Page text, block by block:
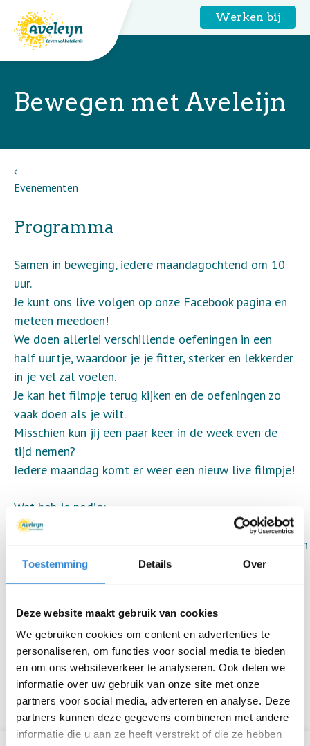
Toestemming Details Over
Deze website maakt gebruik van cookies
We gebruiken cookies om content en advertenties te
personaliseren, om functies voor social media te bieden
en om ons websiteverkeer te analyseren. Ook delen we
informatie over uw gebruik van onze site met onze
partners voor social media, adverteren en analyse. Deze
partners kunnen deze gegevens combineren met andere
informatie die u aan ze heeft verstrekt of die ze hebben
Werken bij
Bewegen met Aveleijn
Evenementen
Programma
Samen in beweging, iedere maandagochtend om 10
uur.
Je kunt ons live volgen op onze Facebook pagina en
meteen meedoen!
We doen allerlei verschillende oefeningen in een
half uurtje, waardoor je je fitter, sterker en lekkerder
in je vel zal voelen.
Je kan het filmpje terug kijken en de oefeningen zo
vaak doen als je wilt.
Misschien kun jij een paar keer in de week even de
tijd nemen?
Iedere maandag komt er weer een nieuw live filmpje!
Wat heb je nodig:
- login op
https://www.facebook.com/AveleijnBureauEvenementen
- schuif eventueel een tafel / stoel aan de kant,
zodat je ruimte hebt om te bewegen
- zet een glas water klaar
- een matje / kleed / handdoek, voor oefeningen op
de grond
Zet hem op!